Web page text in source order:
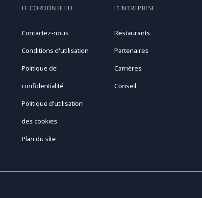
LE CORDON BLEU
Contactez-nous
Conditions d'utilisation
Politique de
confidentialité
Politique d'utilisation
des cookies
Plan du site
L'ENTREPRISE
Restaurants
Partenaires
Carrières
Conseil